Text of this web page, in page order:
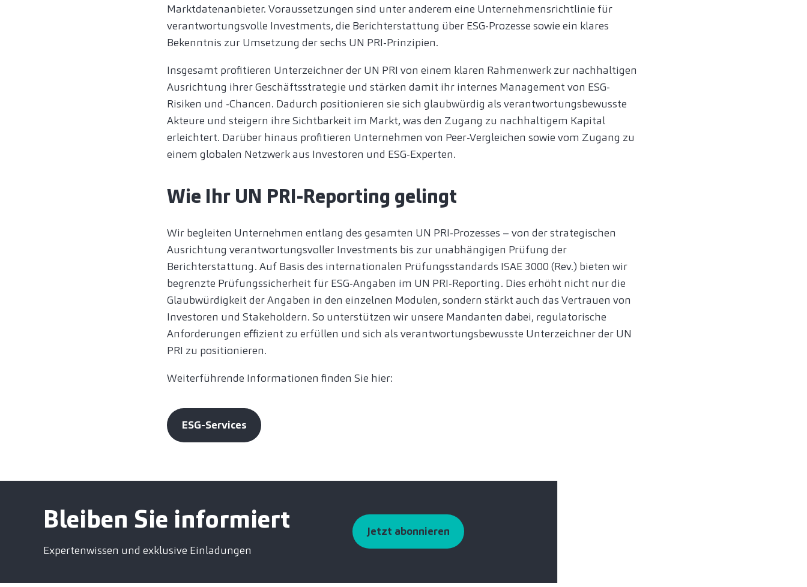
Marktdatenanbieter. Voraussetzungen sind unter anderem eine Unternehmensrichtlinie für
verantwortungsvolle Investments, die Berichterstattung über ESG-Prozesse sowie ein klares
Bekenntnis zur Umsetzung der sechs UN PRI-Prinzipien.
Insgesamt profitieren Unterzeichner der UN PRI von einem klaren Rahmenwerk zur nachhaltigen
Ausrichtung ihrer Geschäftsstrategie und stärken damit ihr internes Management von ESG-
Risiken und -Chancen. Dadurch positionieren sie sich glaubwürdig als verantwortungsbewusste
Akteure und steigern ihre Sichtbarkeit im Markt, was den Zugang zu nachhaltigem Kapital
erleichtert. Darüber hinaus profitieren Unternehmen von Peer-Vergleichen sowie vom Zugang zu
einem globalen Netzwerk aus Investoren und ESG-Experten.
Wie Ihr UN PRI-Reporting gelingt
Wir begleiten Unternehmen entlang des gesamten UN PRI-Prozesses – von der strategischen
Ausrichtung verantwortungsvoller Investments bis zur unabhängigen Prüfung der
Berichterstattung. Auf Basis des internationalen Prüfungsstandards ISAE 3000 (Rev.) bieten wir
begrenzte Prüfungssicherheit für ESG-Angaben im UN PRI-Reporting. Dies erhöht nicht nur die
Glaubwürdigkeit der Angaben in den einzelnen Modulen, sondern stärkt auch das Vertrauen von
Investoren und Stakeholdern. So unterstützen wir unsere Mandanten dabei, regulatorische
Anforderungen effizient zu erfüllen und sich als verantwortungsbewusste Unterzeichner der UN
PRI zu positionieren.
Weiterführende Informationen finden Sie hier:
ESG-Services
Bleiben Sie informiert
Expertenwissen und exklusive Einladungen
Jetzt abonnieren